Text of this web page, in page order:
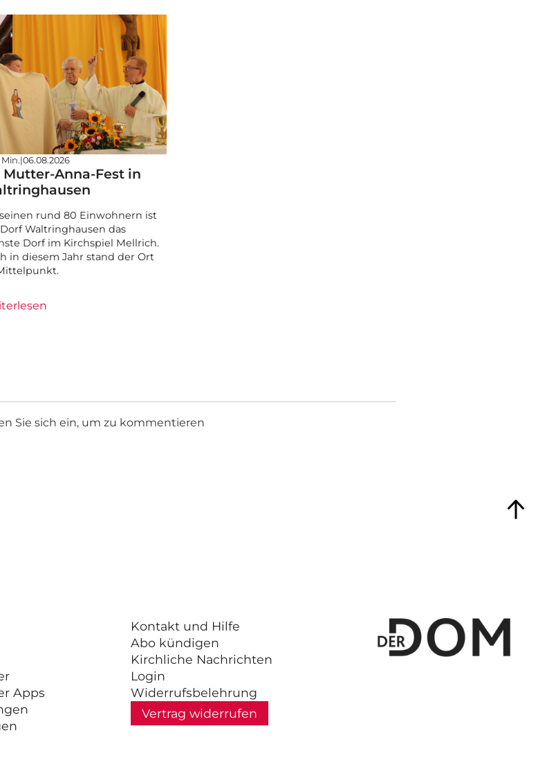
Min.|06.08.2026
Mutter-Anna-Fest in
rund 80 Einwohnern ist
Waltringhausen das
Dorf im Kirchspiel Mellrich.
in diesem Jahr stand der Ort
Sie sich ein, um zu kommentieren
Apps
Kontakt und Hilfe
Abo kündigen
Kirchliche Nachrichten
Login
Widerrufsbelehrung
Vertrag widerrufen